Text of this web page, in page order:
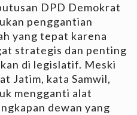
DPD Demokrat
penggantian
yang tepat karena
strategis dan penting
di legislatif. Meski
Jatim, kata Samwil,
mengganti alat
dewan yang